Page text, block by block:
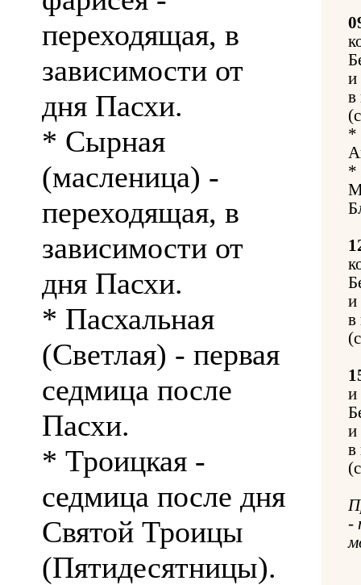
переходящая, в
зависимости от
дня Пасхи.
* Сырная
(масленица) -
переходящая, в
зависимости от
дня Пасхи.
* Пасхальная
(Светлая) - первая
седмица после
Пасхи.
* Троицкая -
седмица после дня
Святой Троицы
(Пятидесятницы).
и
в
*
*
и
в
и
и
в
-